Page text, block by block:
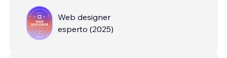
Web designer
esperto (2025)